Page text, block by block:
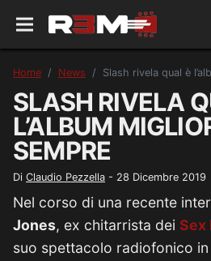
Home News Slash rivela qual è
SLASH RIVELA
L’ALBUM
SEMPRE
Di Claudio Pezzella - 28 Dicembre 2019
Nel corso di una recente
Jones, ex chitarrista dei Sex
suo spettacolo radiofonico in